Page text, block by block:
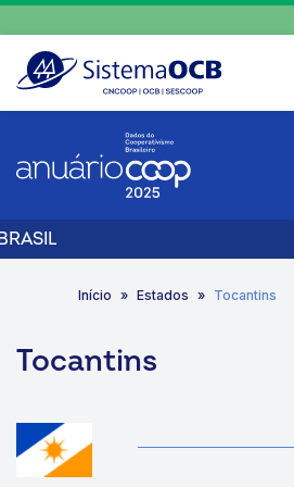
Início Estados Tocantins
Tocantins